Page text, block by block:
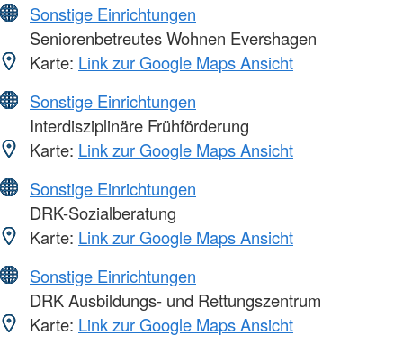
Sonstige Einrichtungen
Seniorenbetreutes Wohnen Evershagen
Karte: Link zur Google Maps Ansicht
Sonstige Einrichtungen
Interdisziplinäre Frühförderung
Karte: Link zur Google Maps Ansicht
Sonstige Einrichtungen
DRK-Sozialberatung
Karte: Link zur Google Maps Ansicht
Sonstige Einrichtungen
DRK Ausbildungs- und Rettungszentrum
Karte: Link zur Google Maps Ansicht